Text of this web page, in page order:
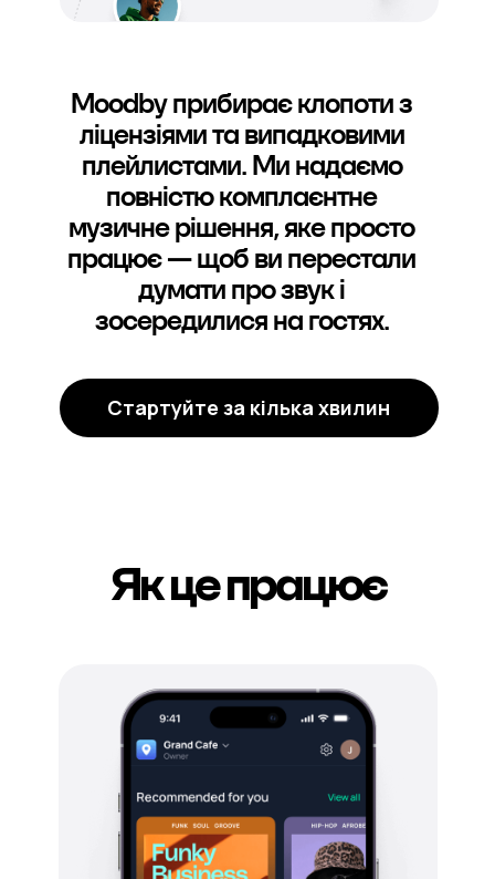
Moodby прибирає клопоти з
ліцензіями та випадковими
плейлистами. Ми надаємо
повністю комплаєнтне
музичне рішення, яке просто
працює — щоб ви перестали
думати про звук і
зосередилися на гостях.
Стартуйте за кілька хвилин
Як це працює